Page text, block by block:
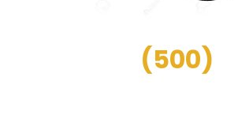
(500)